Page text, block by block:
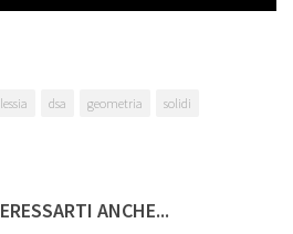
dsa geometria
solidi
ANCHE...